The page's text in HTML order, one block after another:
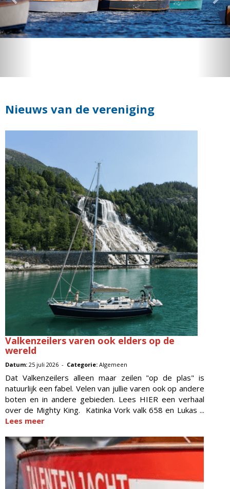
Nieuws van de vereniging
Valkenzeilers varen ook elders op de
wereld
Datum: 25 juli 2026 - Categorie: Algemeen
Dat Valkenzeilers alleen maar zeilen "op de plas" is
natuurlijk een fabel. Velen van jullie varen ook op andere
boten en in andere gebieden. Lees HIER een verhaal
over de Mighty King. Katinka Vork valk 658 en Lukas ...
Lees meer